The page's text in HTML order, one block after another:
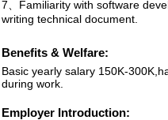
7、Familiarity with software
writing technical document.
Benefits & Welfare:
Basic yearly salary 150K-
during work.
Employer Introduction: